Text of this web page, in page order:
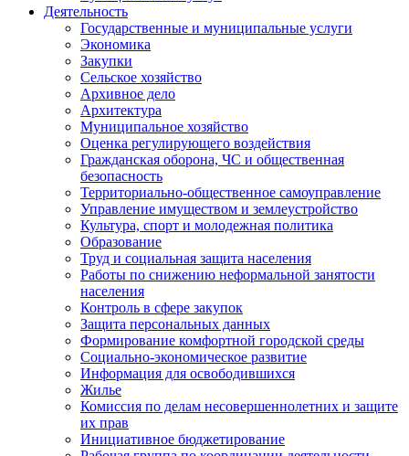
Деятельность
Государственные и муниципальные услуги
Экономика
Закупки
Сельское хозяйство
Архивное дело
Архитектура
Муниципальное хозяйство
Оценка регулирующего воздействия
Гражданская оборона, ЧС и общественная
безопасность
Территориально-общественное самоуправление
Управление имуществом и землеустройство
Культура, спорт и молодежная политика
Образование
Труд и социальная защита населения
Работы по снижению неформальной занятости
населения
Контроль в сфере закупок
Защита персональных данных
Формирование комфортной городской среды
Социально-экономическое развитие
Информация для освободившихся
Жилье
Комиссия по делам несовершеннолетних и защите
их прав
Инициативное бюджетирование